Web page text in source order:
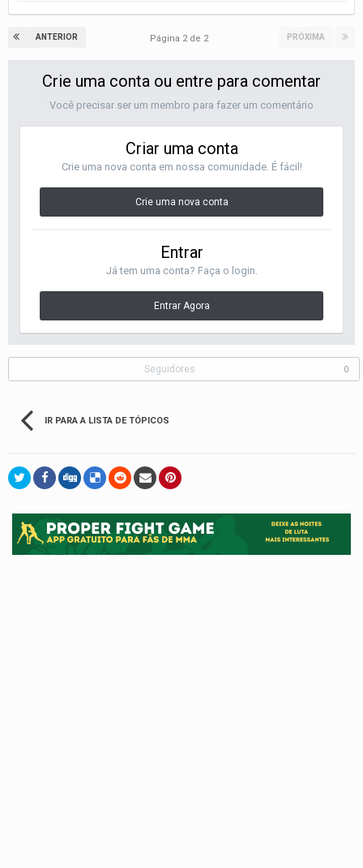
ANTERIOR PRÓXIMA
Página 2 de 2
Crie uma conta ou entre para comentar
Você precisar ser um membro para fazer um comentário
Criar uma conta
Crie uma nova conta em nossa comunidade. É fácil!
Crie uma nova conta
Entrar
Já tem uma conta? Faça o login.
Entrar Agora
Seguidores 0
IR PARA A LISTA DE TÓPICOS